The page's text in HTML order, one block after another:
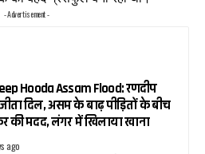
- Advertisement -
Hooda Assam Flood: रणदीप
जीता दिल, असम के बाढ़ पीड़ितों के बीच
की मदद, लंगर में खिलाया खाना
ago